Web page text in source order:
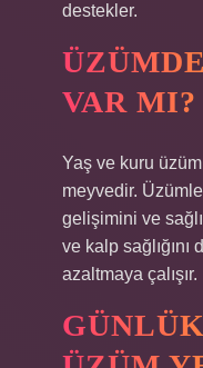
destekler.
VAR MI?
Yaş ve kuru
meyvedir.
gelişimini ve
ve kalp
azaltmaya çalışır.